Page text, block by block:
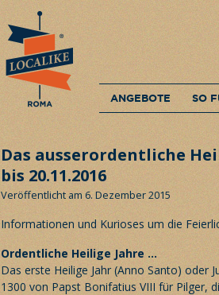
ANGEBOTE SO
Das ausserordentliche
bis 20.11.2016
Veröffentlicht am 6. Dezember 2015
Informationen und Kurioses um die
Ordentliche Heilige Jahre …
Das erste Heilige Jahr (Anno Santo) oder
1300 von Papst Bonifatius VIII für Pilger,